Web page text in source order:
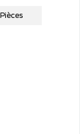
Pièces